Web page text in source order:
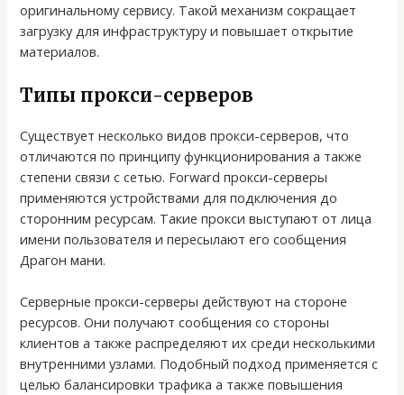
оригинальному сервису. Такой механизм сокращает
загрузку для инфраструктуру и повышает открытие
материалов.
Типы прокси-серверов
Существует несколько видов прокси-серверов, что
отличаются по принципу функционирования а также
степени связи с сетью. Forward прокси-серверы
применяются устройствами для подключения до
сторонним ресурсам. Такие прокси выступают от лица
имени пользователя и пересылают его сообщения
Драгон мани.
Серверные прокси-серверы действуют на стороне
ресурсов. Они получают сообщения со стороны
клиентов а также распределяют их среди несколькими
внутренними узлами. Подобный подход применяется с
целью балансировки трафика а также повышения